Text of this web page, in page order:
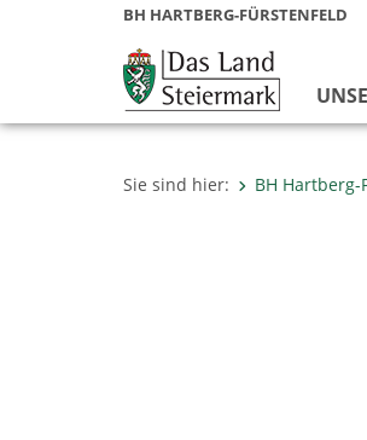
BH HARTBERG-FÜRSTENFELD
Sie sind hier: BH